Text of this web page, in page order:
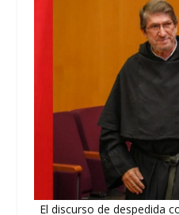
El discurso de despedida